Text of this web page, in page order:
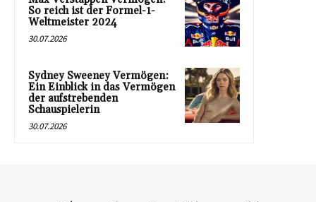
So reich ist der Formel-1-
Weltmeister 2024
30.07.2026
Sydney Sweeney Vermögen:
Ein Einblick in das Vermögen
der aufstrebenden
Schauspielerin
30.07.2026